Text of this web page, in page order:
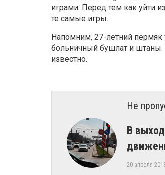
играми. Перед тем как уйти
те самые игры.
Напомним, 27-летний
больничный бушлат и
известно.
Не
В
20 апреля